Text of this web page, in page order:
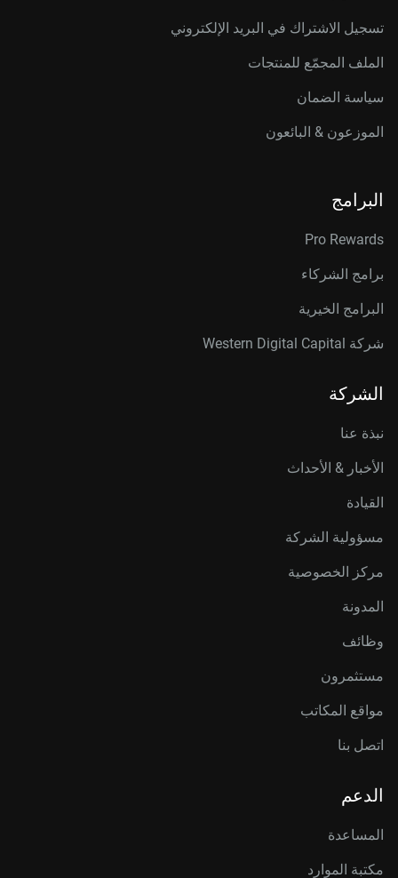
تسجيل الاشتراك في البريد الإلكتروني
الملف المجمّع للمنتجات
سياسة الضمان
الموزعون & البائعون
البرامج
Pro Rewards
برامج الشركاء
البرامج الخيرية
شركة Western Digital Capital
الشركة
نبذة عنا
الأخبار & الأحداث
القيادة
مسؤولية الشركة
مركز الخصوصية
المدونة
وظائف
مستثمرون
مواقع المكاتب
اتصل بنا
الدعم
المساعدة
مكتبة الموارد